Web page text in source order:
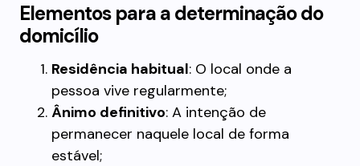
Elementos para a determinação do
domicílio
Residência habitual: O local onde a
pessoa vive regularmente;
Ânimo definitivo: A intenção de
permanecer naquele local de forma
estável;